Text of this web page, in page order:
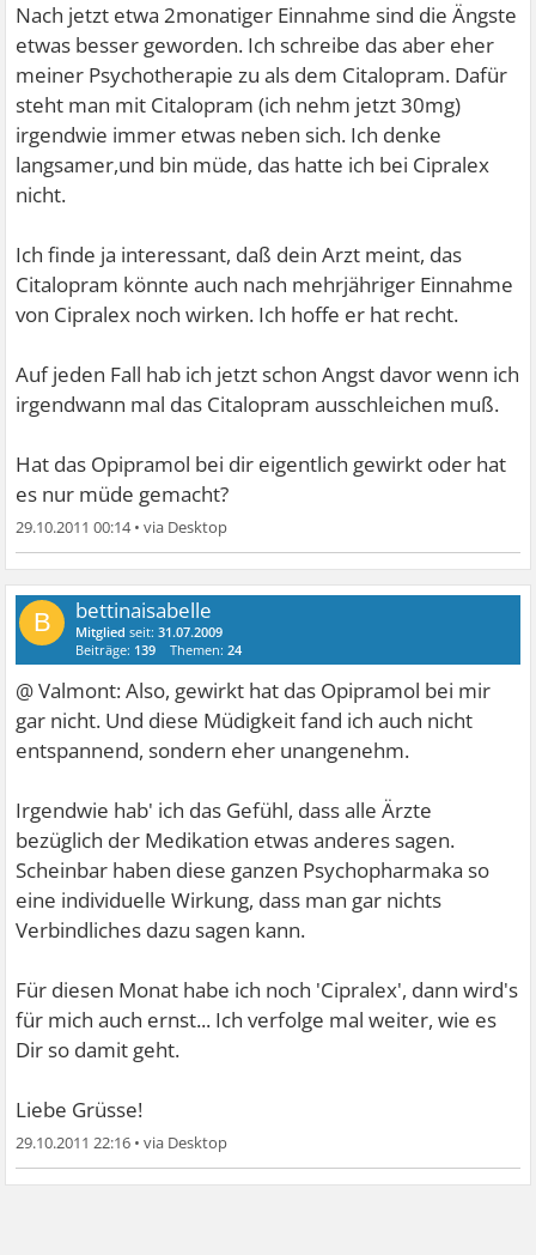
Nach jetzt etwa 2monatiger Einnahme sind die Ängste
etwas besser geworden. Ich schreibe das aber eher
meiner Psychotherapie zu als dem Citalopram. Dafür
steht man mit Citalopram (ich nehm jetzt 30mg)
irgendwie immer etwas neben sich. Ich denke
langsamer,und bin müde, das hatte ich bei Cipralex
nicht.
Ich finde ja interessant, daß dein Arzt meint, das
Citalopram könnte auch nach mehrjähriger Einnahme
von Cipralex noch wirken. Ich hoffe er hat recht.
Auf jeden Fall hab ich jetzt schon Angst davor wenn ich
irgendwann mal das Citalopram ausschleichen muß.
Hat das Opipramol bei dir eigentlich gewirkt oder hat
es nur müde gemacht?
29.10.2011 00:14•
B bettinaisabelle
Mitglied seit:31.07.2009
Beiträge: 139 Themen:24
@ Valmont: Also, gewirkt hat das Opipramol bei mir
gar nicht. Und diese Müdigkeit fand ich auch nicht
entspannend, sondern eher unangenehm.
Irgendwie hab' ich das Gefühl, dass alle Ärzte
bezüglich der Medikation etwas anderes sagen.
Scheinbar haben diese ganzen Psychopharmaka so
eine individuelle Wirkung, dass man gar nichts
Verbindliches dazu sagen kann.
Für diesen Monat habe ich noch 'Cipralex', dann wird's
für mich auch ernst... Ich verfolge mal weiter, wie es
Dir so damit geht.
Liebe Grüsse!
29.10.2011 22:16 •